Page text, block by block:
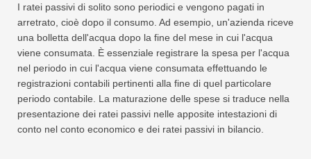
I ratei passivi di solito sono periodici e vengono pagati in
arretrato, cioè dopo il consumo. Ad esempio, un'azienda riceve
una bolletta dell'acqua dopo la fine del mese in cui l'acqua
viene consumata. È essenziale registrare la spesa per l'acqua
nel periodo in cui l'acqua viene consumata effettuando le
registrazioni contabili pertinenti alla fine di quel particolare
periodo contabile. La maturazione delle spese si traduce nella
presentazione dei ratei passivi nelle apposite intestazioni di
conto nel conto economico e dei ratei passivi in ​​bilancio.